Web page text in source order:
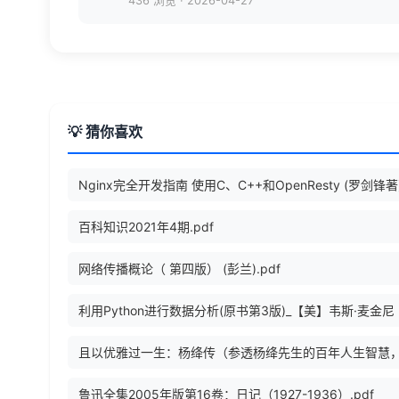
💡 猜你喜欢
百科知识2021年4期.pdf
网络传播概论（ 第四版） (彭兰).pdf
鲁迅全集2005年版第16卷：日记（1927-1936）.pdf